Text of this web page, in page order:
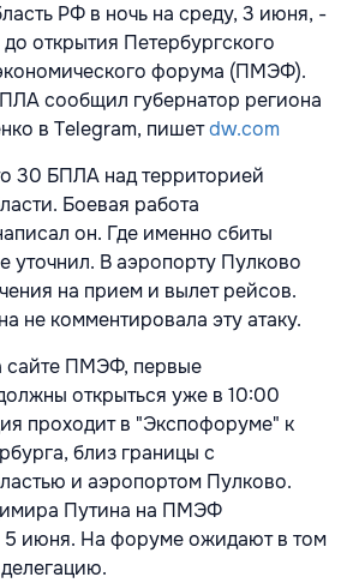
РФ в ночь на среду, 3 июня, -
открытия Петербургского
форума (ПМЭФ).
сообщил губернатор региона
в Telegram, пишетdw.com
30 БПЛА над территорией
Боевая работа
он. Где именно сбиты
уточнил. В аэропорту Пулково
на прием и вылет рейсов.
не комментировала эту атаку.
сайте ПМЭФ, первые
открыться уже в 10:00
проходит в "Экспофоруме" к
близ границы с
и аэропортом Пулково.
Путина на ПМЭФ
5 июня. На форуме ожидают в том